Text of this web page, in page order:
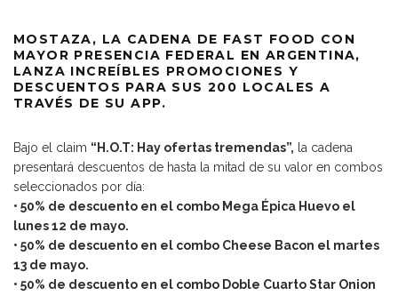
MOSTAZA, LA CADENA DE FAST FOOD CON
MAYOR PRESENCIA FEDERAL EN ARGENTINA,
LANZA INCREÍBLES PROMOCIONES Y
DESCUENTOS PARA SUS 200 LOCALES A
TRAVÉS DE SU APP.
Bajo el claim “H.O.T: Hay ofertas tremendas”, la cadena
presentará descuentos de hasta la mitad de su valor en combos
seleccionados por día:
• 50% de descuento en el combo Mega Épica Huevo el
lunes 12 de mayo.
• 50% de descuento en el combo Cheese Bacon el martes
13 de mayo.
• 50% de descuento en el combo Doble Cuarto Star Onion